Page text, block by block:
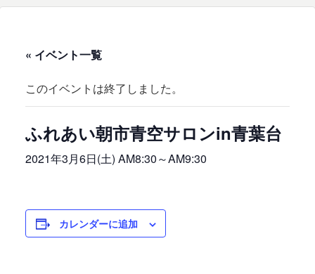
« イベント一覧
このイベントは終了しました。
ふれあい朝市青空サロンin青葉台
2021年3月6日(土) AM8:30～AM9:30
カレンダーに追加